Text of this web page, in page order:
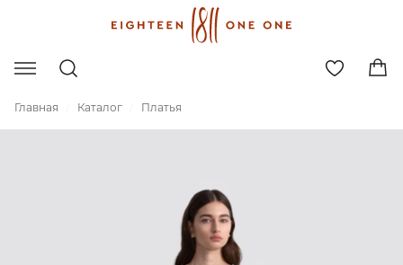
Главная Каталог Платья